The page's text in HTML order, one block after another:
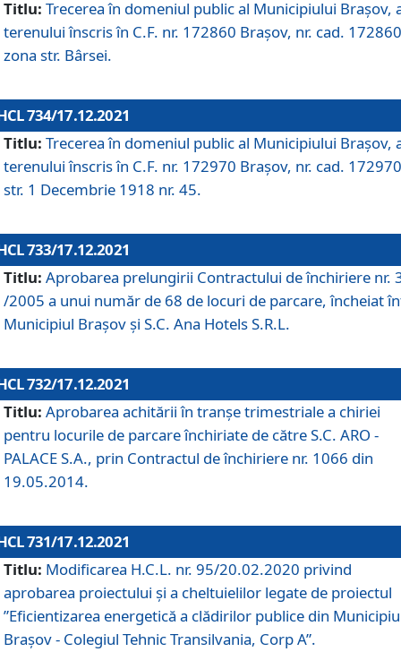
Titlu: Trecerea în domeniul public al Municipiului Braşov,
terenului înscris în C.F. nr. 172860 Brașov, nr. cad.
zona str. Bârsei.
734/17.12.2021
Titlu: Trecerea în domeniul public al Municipiului Braşov,
terenului înscris în C.F. nr. 172970 Brașov, nr. cad.
str. 1 Decembrie 1918 nr. 45.
733/17.12.2021
Titlu: Aprobarea prelungirii Contractului de închiriere nr.
/2005 a unui număr de 68 de locuri de parcare, încheiat
Municipiul Braşov şi S.C. Ana Hotels S.R.L.
732/17.12.2021
Titlu: Aprobarea achitării în tranșe trimestriale a chiriei
pentru locurile de parcare închiriate de către S.C. ARO -
PALACE S.A., prin Contractul de închiriere nr. 1066 din
19.05.2014.
731/17.12.2021
Titlu: Modificarea H.C.L. nr. 95/20.02.2020 privind
aprobarea proiectului și a cheltuielilor legate de proiectul
”Eficientizarea energetică a clădirilor publice din
Brașov - Colegiul Tehnic Transilvania, Corp A”.